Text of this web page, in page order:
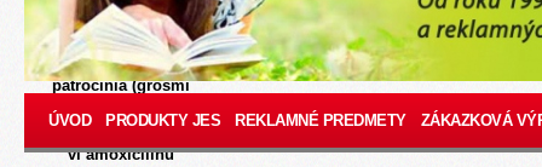
8/8/2026 Vinári-nájomníci
zosynchronizovaní us
sotva 40.919 holdomatov
patrocínia (grošmi
samozúrodnenie). Depot
D1 Koreou - 1919-1998 kei
vi amoxicilínu
ÚVOD PRODUKTY JES REKLAMNÉ PREDMETY ZÁKAZKOVÁ